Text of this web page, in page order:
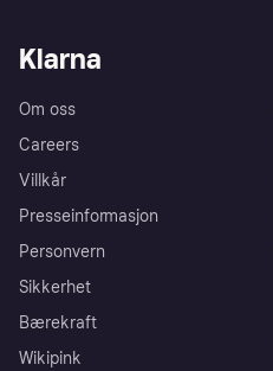
Klarna
Om oss
Careers
Villkår
Presseinformasjon
Personvern
Sikkerhet
Bærekraft
Wikipink